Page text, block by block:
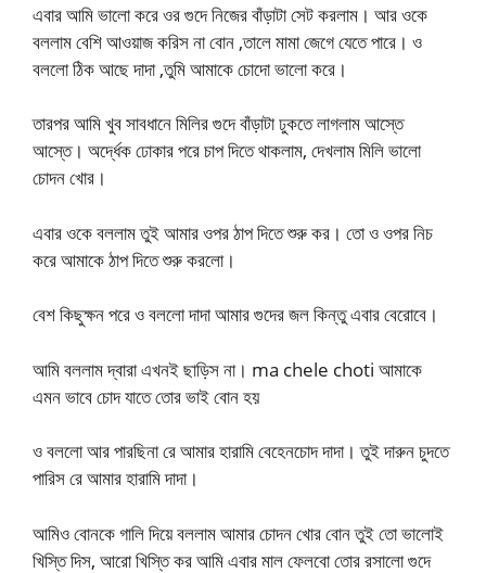
এবার আমি ভালো করে ওর গুদে নিজের বাঁড়াটা সেট করলাম। আর ওকে
বললাম বেশি আওয়াজ করিস না বোন ,তালে মামা জেগে যেতে পারে। ও
বললো ঠিক আছে দাদা ,তুমি আমাকে চোদো ভালো করে।
তারপর আমি খুব সাবধানে মিলির গুদে বাঁড়াটা ঢুকতে লাগলাম আস্তে
আস্তে। অর্দ্ধেক ঢোকার পরে চাপ দিতে থাকলাম, দেখলাম মিলি ভালো
চোদন খোর।
এবার ওকে বললাম তুই আমার ওপর ঠাপ দিতে শুরু কর। তো ও ওপর নিচ
করে আমাকে ঠাপ দিতে শুরু করলো।
বেশ কিছুক্ষন পরে ও বললো দাদা আমার গুদের জল কিন্তু এবার বেরোবে।
আমি বললাম দ্বারা এখনই ছাড়িস না। ma chele choti আমাকে
এমন ভাবে চোদ যাতে তোর ভাই বোন হয়
ও বললো আর পারছিনা রে আমার হারামি বেহেনচোদ দাদা। তুই দারুন চুদতে
পারিস রে আমার হারামি দাদা।
আমিও বোনকে গালি দিয়ে বললাম আমার চোদন খোর বোন তুই তো ভালোই
খিস্তি দিস, আরো খিস্তি কর আমি এবার মাল ফেলবো তোর রসালো গুদে